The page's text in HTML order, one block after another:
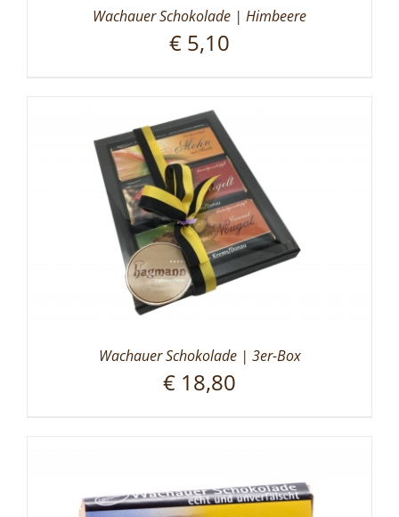
Wachauer Schokolade | Himbeere
€ 5,10
Wachauer Schokolade | 3er-Box
€ 18,80